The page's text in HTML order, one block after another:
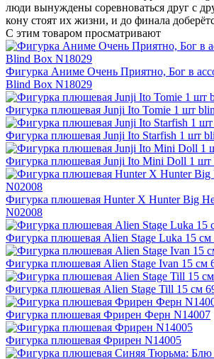
люди вынуждены соревноваться друг с
кону стоят их жизни, и до финала
С этим товаром просматривают
Фигурка Аниме Очень Приятно, Бог в
Blind Box N18029
Фигурка плюшевая Junji Ito Tomie 1 шт
Фигурка плюшевая Junji Ito Starfish 1 шт
Фигурка плюшевая Junji Ito Mini Doll 1 шт
Фигурка плюшевая Hunter Х Hunter Big
N02008
Фигурка плюшевая Alien Stage Luka 15 см
Фигурка плюшевая Alien Stage Ivan 15 см
Фигурка плюшевая Alien Stage Till 15 см
Фигурка плюшевая Фрирен Ферн N14007
Фигурка плюшевая Фрирен N14005